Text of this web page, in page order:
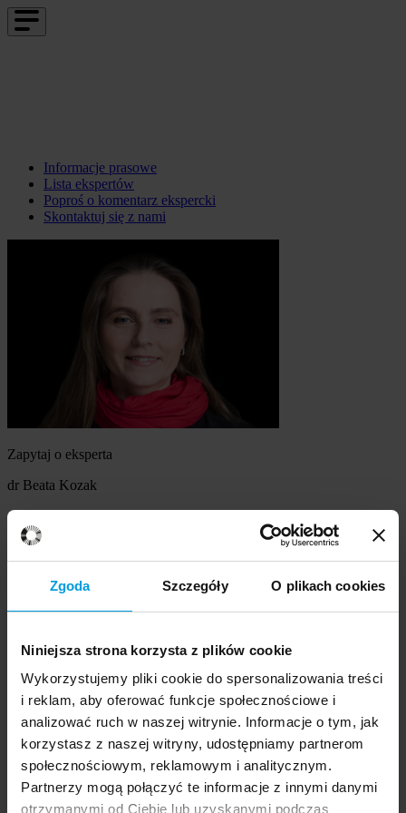
Zgoda Szczegóły O plikach cookies
Niniejsza strona korzysta z plików cookie
Wykorzystujemy pliki cookie do spersonalizowania treści
i reklam, aby oferować funkcje społecznościowe i
analizować ruch w naszej witrynie. Informacje o tym, jak
korzystasz z naszej witryny, udostępniamy partnerom
społecznościowym, reklamowym i analitycznym.
Partnerzy mogą połączyć te informacje z innymi danymi
otrzymanymi od Ciebie lub uzyskanymi podczas
Informacje prasowe
Lista ekspertów
Poproś o komentarz ekspercki
Skontaktuj się z nami
Zapytaj o eksperta
dr Beata Kozak
Szukasz eksperta
Wybierz temat
Ekspert
udzielenie wywiadu
komentarz do artykułu
udział w audycji radiowej na żywo
udział w nagraniu audycji radiowej
udział w audycji telewizyjnej na żywo
udział w nagraniu audycji telewizyjnej
Inne
Opisz temat zapytania
Prosimy opisać problem, zjawisko czy
wydarzenie, które będą przedmiotem komentarza eksperta: